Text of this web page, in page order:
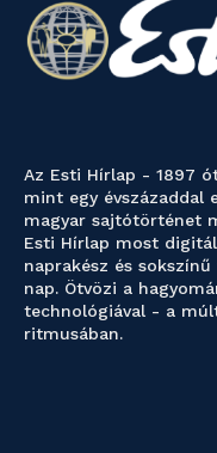
Az Esti Hírlap - 1897
mint egy évszázaddal
magyar sajtótörténet
Esti Hírlap most
naprakész és
nap. Ötvözi a
technológiával - a
ritmusában.